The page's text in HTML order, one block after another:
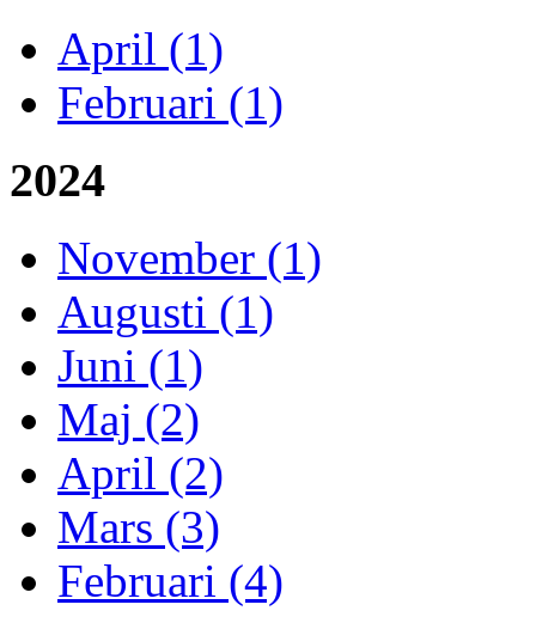
April (1)
Februari (1)
2024
November (1)
Augusti (1)
Juni (1)
Maj (2)
April (2)
Mars (3)
Februari (4)